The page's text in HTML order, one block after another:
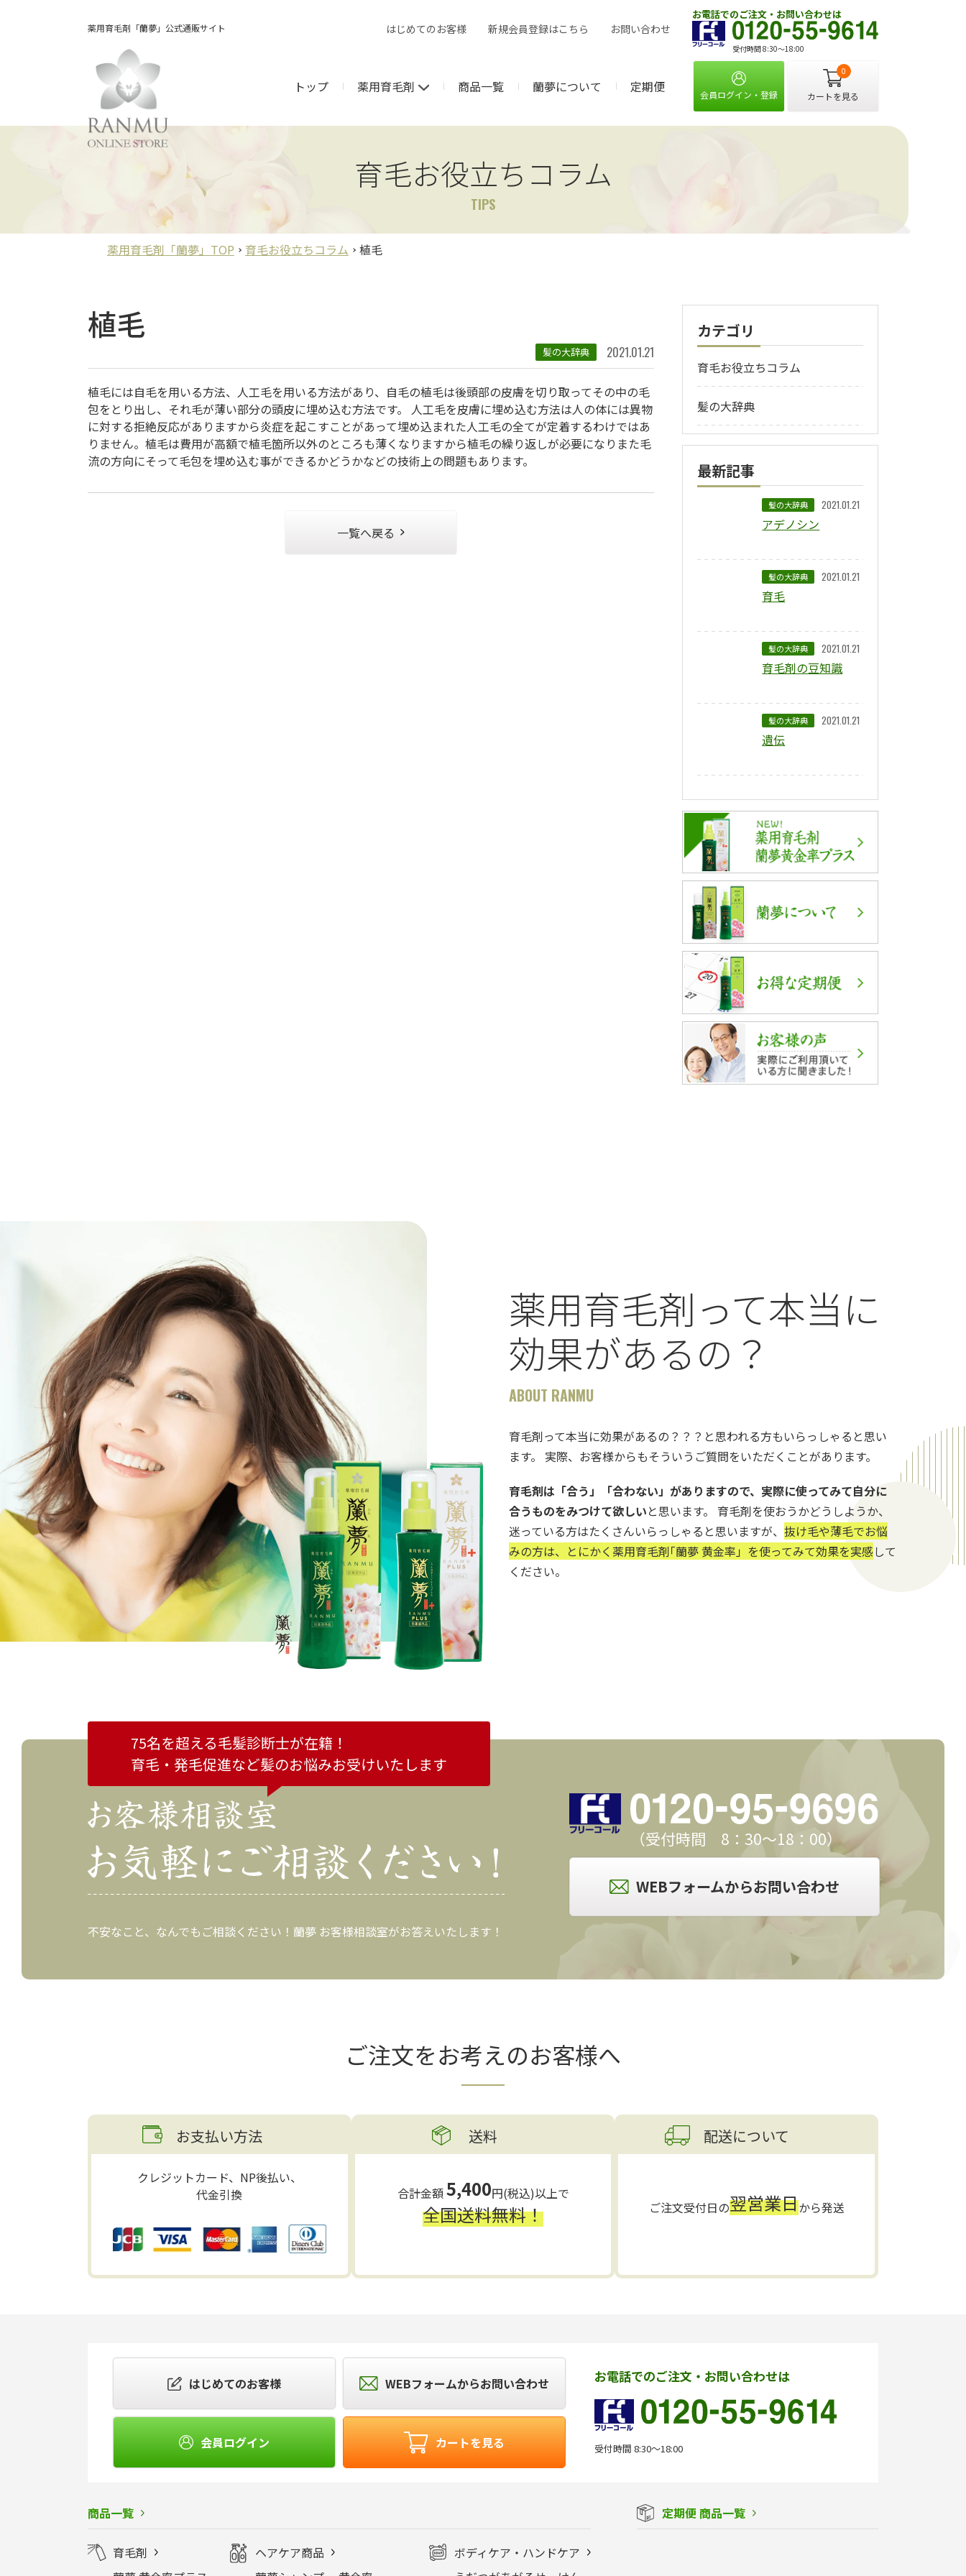
薬用育毛剤「蘭夢」公式通販サイト はじめてのお客様 新規会員登録はこちら お問い合わせ
お電話でのご注文・お問い合わせは
受付時間 8:30〜18:00
トップ 薬用育毛剤 商品一覧 蘭夢について 定期便 会員ログイン・登録
0
カートを見る
育毛お役立ちコラム
TIPS
薬用育毛剤「蘭夢」TOP 育毛お役立ちコラム 植毛
植毛
髪の大辞典 2021.01.21
植毛には自毛を用いる方法、人工毛を用いる方法があり、自毛の植毛は後頭部の皮膚を切り取ってその中の毛
包をとり出し、それ毛が薄い部分の頭皮に埋め込む方法です。 人工毛を皮膚に埋め込む方法は人の体には異物
に対する拒絶反応がありますから炎症を起こすことがあって埋め込まれた人工毛の全てが定着するわけではあ
りません。植毛は費用が高額で植毛箇所以外のところも薄くなりますから植毛の繰り返しが必要になりまた毛
流の方向にそって毛包を埋め込む事ができるかどうかなどの技術上の問題もあります。
一覧へ戻る
カテゴリ
育毛お役立ちコラム
髪の大辞典
最新記事
髪の大辞典 2021.01.21
アデノシン
髪の大辞典 2021.01.21
育毛
髪の大辞典 2021.01.21
育毛剤の豆知識
髪の大辞典 2021.01.21
遺伝
薬用育毛剤って本当に
効果があるの？
ABOUT RANMU
育毛剤って本当に効果があるの？？？と思われる方もいらっしゃると思い
ます。 実際、お客様からもそういうご質問をいただくことがあります。
育毛剤は「合う」「合わない」がありますので、実際に使ってみて自分に
合うものをみつけて欲しいと思います。 育毛剤を使おうかどうしようか、
迷っている方はたくさんいらっしゃると思いますが、 抜け毛や薄毛でお悩
みの方は、とにかく薬用育毛剤｢蘭夢 黄金率」を使ってみて効果を実感して
ください。
75名を超える毛髪診断士が在籍！
育毛・発毛促進など髪のお悩みお受けいたします
不安なこと、なんでもご相談ください！蘭夢 お客様相談室がお答えいたします！
（受付時間 8：30～18：00）
WEBフォームからお問い合わせ
ご注文をお考えのお客様へ
お支払い方法
クレジットカード、NP後払い、
代金引換
送料
合計金額5,400円(税込)以上で
全国送料無料！
配送について
ご注文受付日の翌営業日から発送
はじめてのお客様 WEBフォームからお問い合わせ
会員ログイン カートを見る
お電話でのご注文・お問い合わせは
受付時間 8:30〜18:00
商品一覧
育毛剤
ヘアケア商品
ボディケア・ハンドケア
定期便 商品一覧